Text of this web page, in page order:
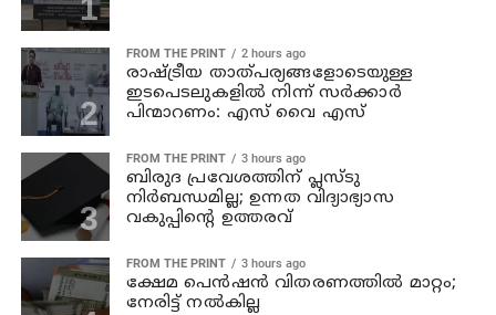
FROM THE PRINT 2 hours ago
രാഷ്ട്രീയ താത്പര്യങ്ങളോടെയുള്ള
ഇടപെടലുകളില്‍ നിന്ന് സര്‍ക്കാര്‍
പിന്മാറണം: എസ് വൈ എസ്
FROM THE PRINT 3 hours ago
ബിരുദ പ്രവേശത്തിന് പ്ലസ്ടു
നിര്‍ബന്ധമില്ല; ഉന്നത വിദ്യാഭ്യാസ
വകുപ്പിന്റെ ഉത്തരവ്
FROM THE PRINT 3 hours ago
ക്ഷേമ പെന്‍ഷന്‍ വിതരണത്തില്‍ മാറ്റം;
നേരിട്ട് നല്‍കില്ല